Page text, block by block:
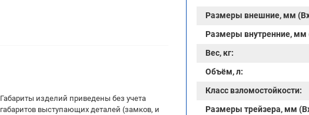
Размеры внешние, мм
Размеры внутренние, мм
Вес, кг:
Объём, л:
Класс взломостойкости:
Размеры трейзера, мм
Габариты изделий приведены без учета
габаритов выступающих деталей (замков, и